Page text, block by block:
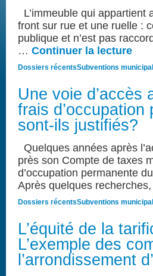
L’immeuble qui
front sur rue et une ruelle :
publique et n’est pas
… Continuer la lecture
Dossiers récentsSubventions
Une voie d’accès
frais
sont-ils justifiés?
Quelques années après
près son Compte de taxes
d’occupation permanente
Après quelques
Dossiers récentsSubventions
L’équité de la
L’exemple des
l’arrondissement